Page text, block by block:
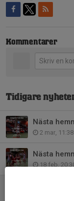
Kommentarer
Tidigare
Nästa
2 mar, 11:38
Nästa
18 feb,
Nästa